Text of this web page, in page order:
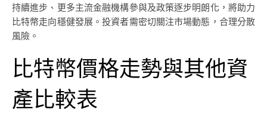
持續進步、更多主流金融機構參與及政策逐步明朗化，將助力
比特幣走向穩健發展。投資者需密切關注市場動態，合理分散
風險。
比特幣價格走勢與其他資
產比較表